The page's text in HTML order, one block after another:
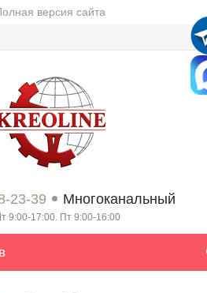
версия сайта
23-39 Многоканальный
9:00-17:00. Пт 9:00-16:00